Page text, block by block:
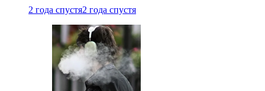
2 года спустя2 года спустя